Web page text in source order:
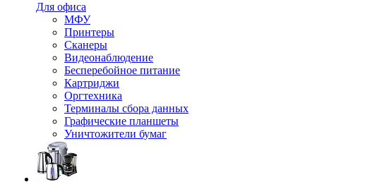
Для офиса
МФУ
Принтеры
Сканеры
Видеонаблюдение
Бесперебойное питание
Картриджи
Оргтехника
Терминалы сбора данных
Графические планшеты
Уничтожители бумаг